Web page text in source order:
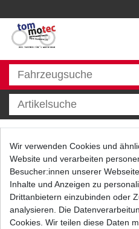
Batterie
Wir verwenden Cookies und
Website und verarbeiten
Besucher:innen unserer
Inhalte und Anzeigen zu
Drittanbietern einzubinden oder
analysieren. Die
Cookies. Wir teilen diese Daten